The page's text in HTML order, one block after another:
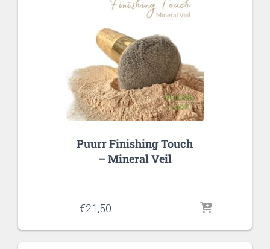
Puurr Finishing Touch
– Mineral Veil
€21,50